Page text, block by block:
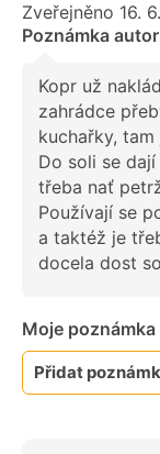
Zveřejněno 16.
Poznámka
Kopr už
zahrádce
kuchařky,
Do soli se
třeba nať
Používají se
a taktéž je
docela dost
Moje poznámka
Přidat